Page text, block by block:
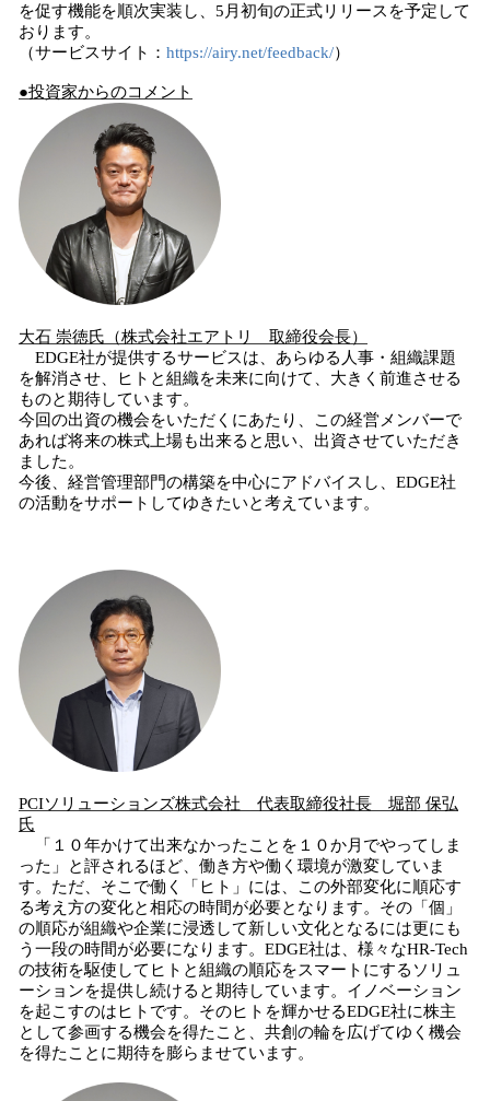
を促す機能を順次実装し、5月初旬の正式リリースを予定して
おります。
（サービスサイト： https://airy.net/feedback/）
●投資家からのコメント
大石 崇徳氏 （株式会社エアトリ 取締役会長）
EDGE社が提供するサービスは、あらゆる人事・組織課題
を解消させ、ヒトと組織を未来に向けて、大きく前進させる
ものと期待しています。
今回の出資の機会をいただくにあたり、この経営メンバーで
あれば将来の株式上場も出来ると思い、出資させていただき
ました。
今後、経営管理部門の構築を中心にアドバイスし、EDGE社
の活動をサポートしてゆきたいと考えています。
PCIソリューションズ株式会社 代表取締役社長 堀部 保弘
氏
「１０年かけて出来なかったことを１０か月でやってしま
った」と評されるほど、働き方や働く環境が激変していま
す。ただ、そこで働く「ヒト」には、この外部変化に順応す
る考え方の変化と相応の時間が必要となります。その「個」
の順応が組織や企業に浸透して新しい文化となるには更にも
う一段の時間が必要になります。EDGE社は、様々なHR-Tech
の技術を駆使してヒトと組織の順応をスマートにするソリュ
ーションを提供し続けると期待しています。イノベーション
を起こすのはヒトです。そのヒトを輝かせるEDGE社に株主
として参画する機会を得たこと、共創の輪を広げてゆく機会
を得たことに期待を膨らませています。